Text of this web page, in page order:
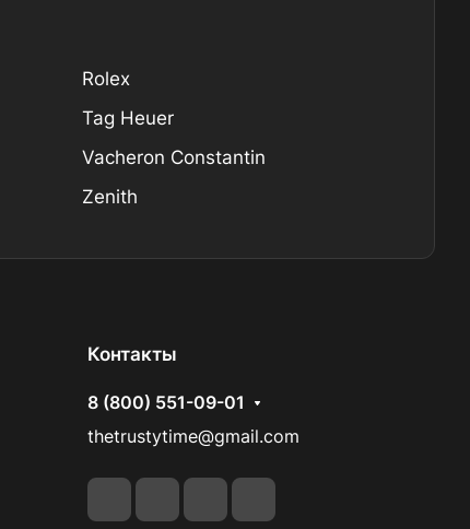
Rolex
Tag Heuer
Vacheron Constantin
Zenith
Контакты
8 (800) 551-09-01
thetrustytime@gmail.com